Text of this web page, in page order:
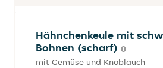
Hähnchenkeule mit
Bohnen (scharf)
mit Gemüse und Knoblauch